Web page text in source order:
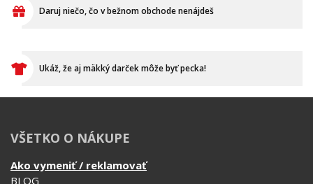
Daruj niečo, čo v bežnom obchode nenájdeš
Ukáž, že aj mäkký darček môže byť pecka!
VŠETKO O NÁKUPE
Ako vymeniť / reklamovať
BLOG